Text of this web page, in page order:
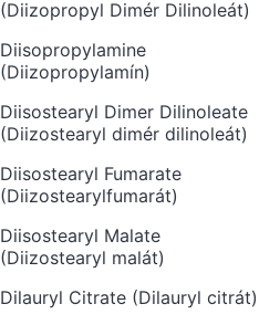
(Diizopropyl Dimér Dilinoleát)
Diisopropylamine
(Diizopropylamín)
Diisostearyl Dimer Dilinoleate
(Diizostearyl dimér dilinoleát)
Diisostearyl Fumarate
(Diizostearylfumarát)
Diisostearyl Malate
(Diizostearyl malát)
Dilauryl Citrate (Dilauryl citrát)